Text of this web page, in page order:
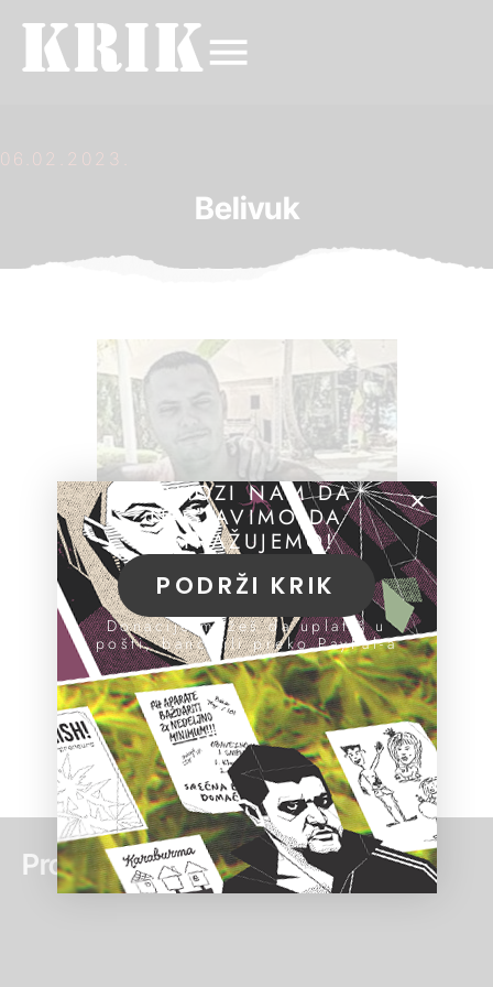
06.02.2023.
Belivuk
Pročitaj još:
POMOZI NAM DA
NASTAVIMO DA
ISTRAŽUJEMO!
PODRŽI KRIK
Donacije možeš da uplatiš u
pošti, banci ili preko PayPal-a